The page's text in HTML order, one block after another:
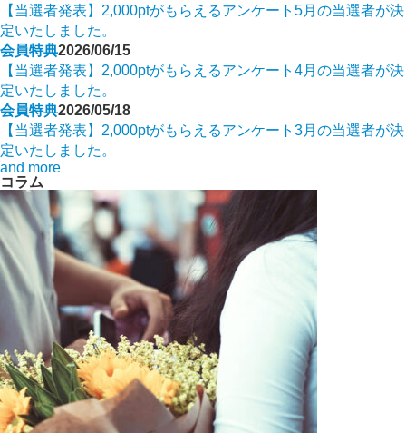
【当選者発表】2,000ptがもらえるアンケート5月の当選者が決
定いたしました。
会員特典2026/06/15
【当選者発表】2,000ptがもらえるアンケート4月の当選者が決
定いたしました。
会員特典2026/05/18
【当選者発表】2,000ptがもらえるアンケート3月の当選者が決
定いたしました。
and more
コラム